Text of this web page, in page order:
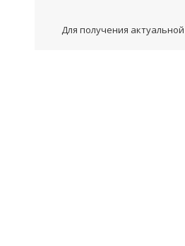
Для получения